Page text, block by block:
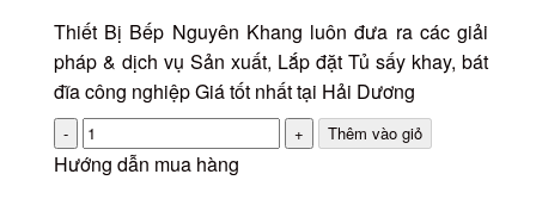
Thiết Bị Bếp Nguyên Khang luôn đưa ra các giải
pháp & dịch vụ Sản xuất, Lắp đặt Tủ sấy khay, bát
đĩa công nghiệp Giá tốt nhất tại Hải Dương
Số
lượng
Hướng dẫn mua hàng